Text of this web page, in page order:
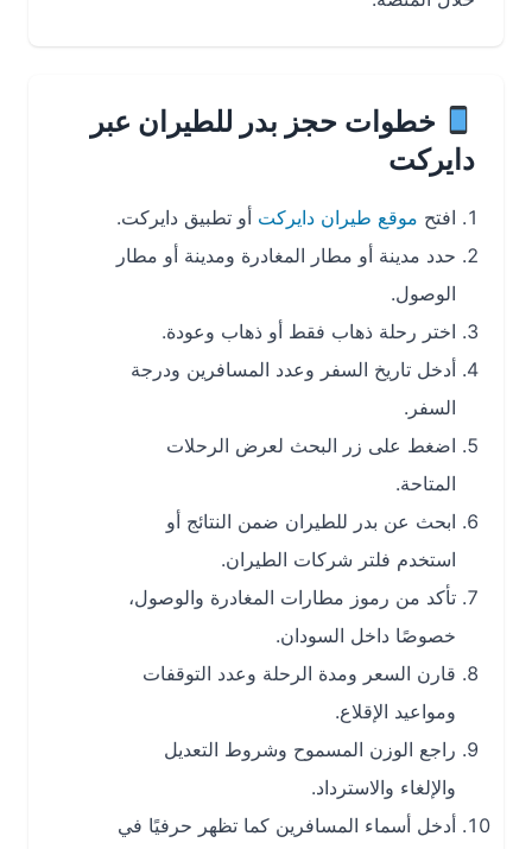
خطوات حجز بدر للطيران عبر
دايركت
افتحموقع طيران دايركتأو تطبيق دايركت.
حدد مدينة أو مطار المغادرة ومدينة أو مطار
الوصول.
اختر رحلة ذهاب فقط أو ذهاب وعودة.
أدخل تاريخ السفر وعدد المسافرين ودرجة
السفر.
اضغط على زر البحث لعرض الرحلات
المتاحة.
ابحث عن بدر للطيران ضمن النتائج أو
استخدم فلتر شركات الطيران.
تأكد من رموز مطارات المغادرة والوصول،
خصوصًا داخل السودان.
قارن السعر ومدة الرحلة وعدد التوقفات
ومواعيد الإقلاع.
راجع الوزن المسموح وشروط التعديل
والإلغاء والاسترداد.
أدخل أسماء المسافرين كما تظهر حرفيًا في